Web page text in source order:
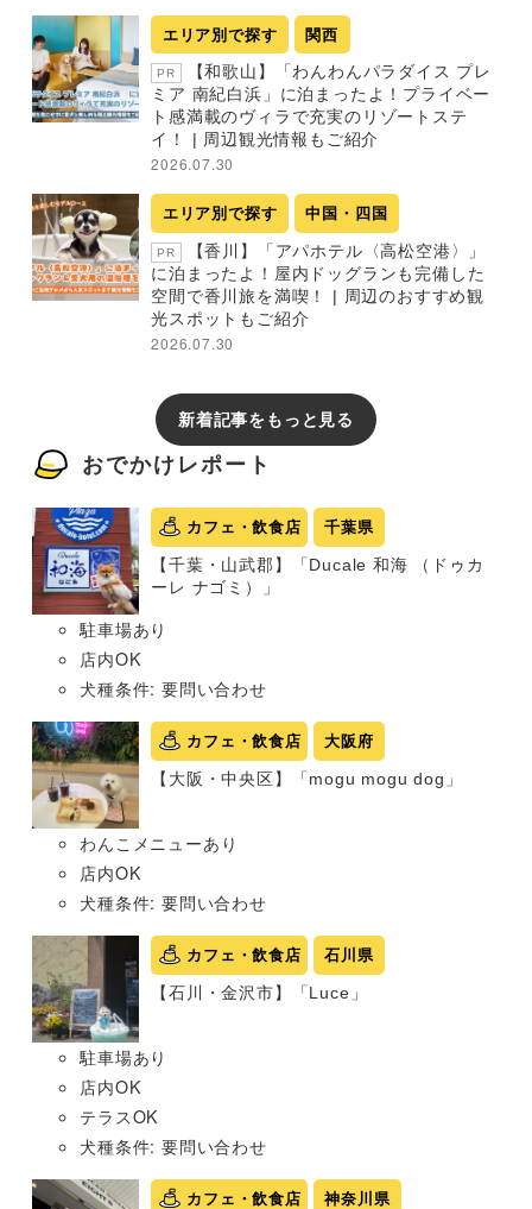
エリア別で探す 関西
PR
【和歌山】「わんわんパラダイス プレ
ミア 南紀白浜」に泊まったよ！プライベー
ト感満載のヴィラで充実のリゾートステ
イ！ | 周辺観光情報もご紹介
2026.07.30
エリア別で探す 中国・四国
PR
【香川】「アパホテル〈高松空港〉」
に泊まったよ！屋内ドッグランも完備した
空間で香川旅を満喫！ | 周辺のおすすめ観
光スポットもご紹介
2026.07.30
新着記事をもっと見る
おでかけレポート
カフェ・飲食店 千葉県
【千葉・山武郡】「Ducale 和海 （ドゥカ
ーレ ナゴミ）」
駐車場あり
店内OK
犬種条件: 要問い合わせ
カフェ・飲食店 大阪府
【大阪・中央区】「mogu mogu dog」
わんこメニューあり
店内OK
犬種条件: 要問い合わせ
カフェ・飲食店 石川県
【石川・金沢市】「Luce」
駐車場あり
店内OK
テラスOK
犬種条件: 要問い合わせ
カフェ・飲食店 神奈川県